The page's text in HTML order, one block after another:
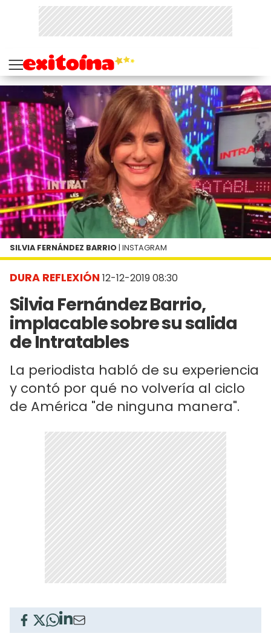
DURA REFLEXIÓN 12-12-2019 08:30
Silvia Fernández Barrio,
implacable sobre su salida
de Intratables
La periodista habló de su experiencia
y contó por qué no volvería al ciclo
de América "de ninguna manera".
SILVIA FERNÁNDEZ BARRIO | INSTAGRAM